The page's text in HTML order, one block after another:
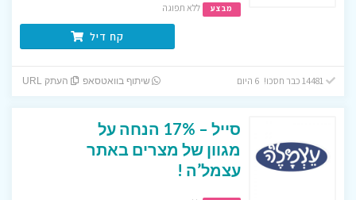
מבצע ללא תפוגה
קח דיל
14481 כבר חסכו! 6 היום שיתוף בוואטסאפ העתק URL
סייל – 17% הנחה על
מגוון של מצרים באתר
עצמל’ה !